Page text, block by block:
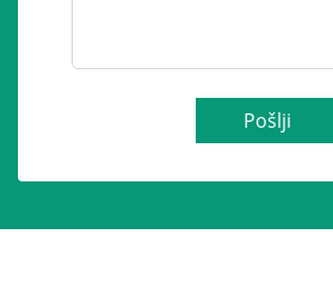
Pošlji